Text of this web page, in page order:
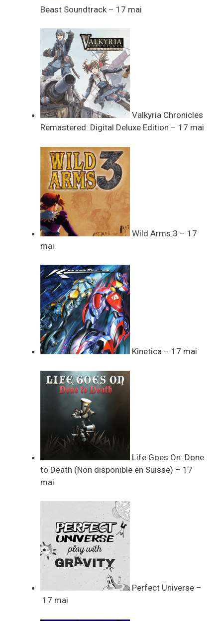
Beast Soundtrack – 17 mai
Valkyria Chronicles
Remastered: Digital Deluxe Edition – 17 mai
Wild Arms 3 – 17
mai
Kinetica – 17 mai
Life Goes On: Done
to Death (Non disponible en Suisse) – 17
mai
Perfect Universe –
17 mai